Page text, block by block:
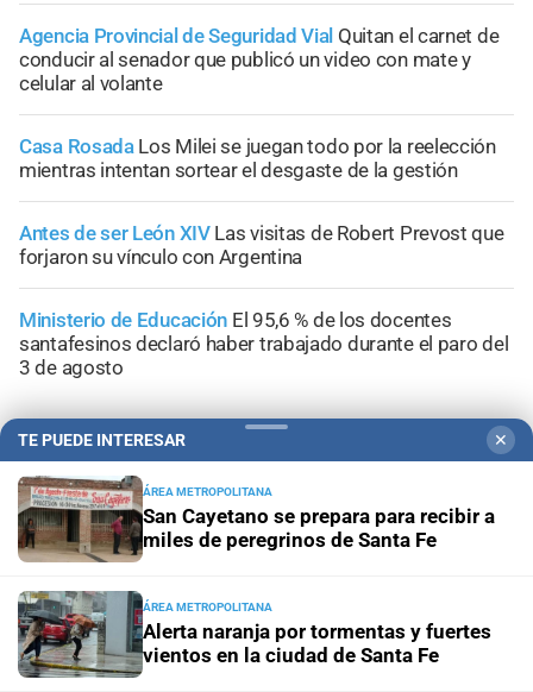
Agencia Provincial de Seguridad Vial Quitan el carnet de
conducir al senador que publicó un video con mate y
celular al volante
Casa Rosada Los Milei se juegan todo por la reelección
mientras intentan sortear el desgaste de la gestión
Antes de ser León XIV Las visitas de Robert Prevost que
forjaron su vínculo con Argentina
Ministerio de Educación El 95,6 % de los docentes
santafesinos declaró haber trabajado durante el paro del
3 de agosto
+Área Metropolitana
TE PUEDE INTERESAR ✕
ÁREA METROPOLITANA
San Cayetano se prepara para recibir a
miles de peregrinos de Santa Fe
ÁREA METROPOLITANA
Alerta naranja por tormentas y fuertes
vientos en la ciudad de Santa Fe